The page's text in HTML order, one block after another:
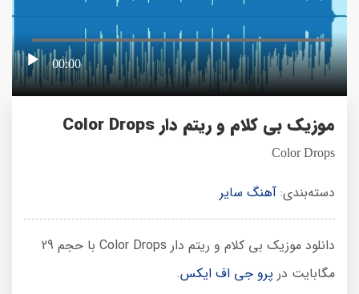
00:00
موزیک بی کلام و ریتم دار Color Drops
Color Drops
دسته‌بندی: آهنگ سایر
دانلود موزیک بی کلام و ریتم دار Color Drops با حجم 29
مگابایت در پرو جی اف ایکس.